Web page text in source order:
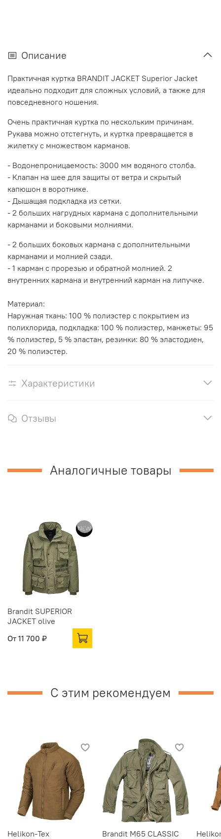
Описание
Практичная куртка BRANDIT JACKET Superior Jacket
идеально подходит для сложных условий, а также для
повседневного ношения.
Очень практичная куртка по нескольким причинам.
Рукава можно отстегнуть, и куртка превращается в
жилетку с множеством карманов.
- Водонепроницаемость: 3000 мм водяного столба.
- Клапан на шее для защиты от ветра и скрытый
капюшон в воротнике.
- Дышащая подкладка из сетки.
- 2 больших нагрудных кармана с дополнительными
карманами и боковыми молниями.
- 2 больших боковых кармана с дополнительными
карманами и молнией сзади.
- 1 карман с прорезью и обратной молнией. 2
внутренних кармана и внутренний карман на липучке.
Материал:
Наружная ткань: 100 % полиэстер с покрытием из
полихлорида, подкладка: 100 % полиэстер, манжеты: 95
% полиэстер, 5 % эластан, резинки: 80 % эластодиен,
20 % полиэстер.
Характеристики
Отзывы
Аналогичные товары
Brandit SUPERIOR
JACKET olive
От 11 700 ₽
С этим рекомендуем
Helikon-Tex
Brandit M65 CLASSIC